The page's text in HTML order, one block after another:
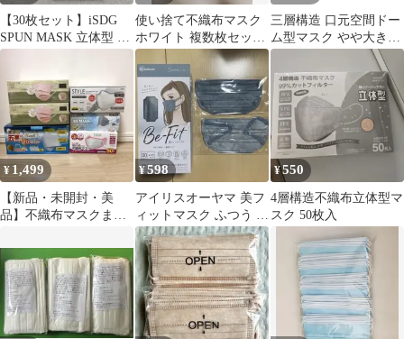
【30枚セット】iSDG
SPUN MASK 立体型 ブ
ラック
使い捨て不織布マスク
ホワイト 複数枚セット
2袋
三層構造 口元空間ドー
ム型マスク やや大きめ
サイズ 50枚入 6個セッ
ト まとめ売り
¥ 1,499
【新品・未開封・美
品】不織布マスクまと
¥598
アイリスオーヤマ 美フ
ィットマスク ふつう シ
ャボン 30枚 不織布
¥550
4層構造不織布立体型マ
スク 50枚入